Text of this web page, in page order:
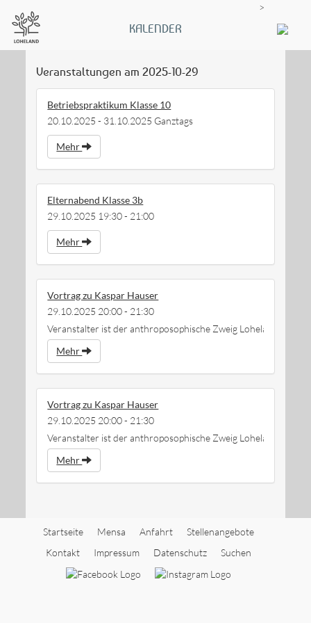
KALENDER
>
Veranstaltungen am 2025-10-29
Betriebspraktikum Klasse 10
20.10.2025 - 31.10.2025 Ganztags
Mehr
Elternabend Klasse 3b
29.10.2025 19:30 - 21:00
Mehr
Vortrag zu Kaspar Hauser
29.10.2025 20:00 - 21:30
Veranstalter ist der anthroposophische Zweig Loheland
Mehr
Vortrag zu Kaspar Hauser
29.10.2025 20:00 - 21:30
Veranstalter ist der anthroposophische Zweig Loheland
Mehr
Startseite Mensa Anfahrt
Stellenangebote
Kontakt
Impressum Datenschutz Suchen